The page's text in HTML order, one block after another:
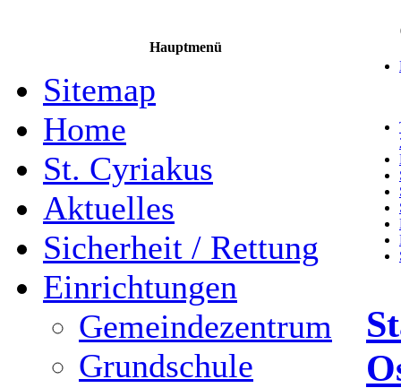
Hauptmenü
Sitemap
Home
St. Cyriakus
Aktuelles
Sicherheit / Rettung
Einrichtungen
Gemeindezentrum
Grundschule